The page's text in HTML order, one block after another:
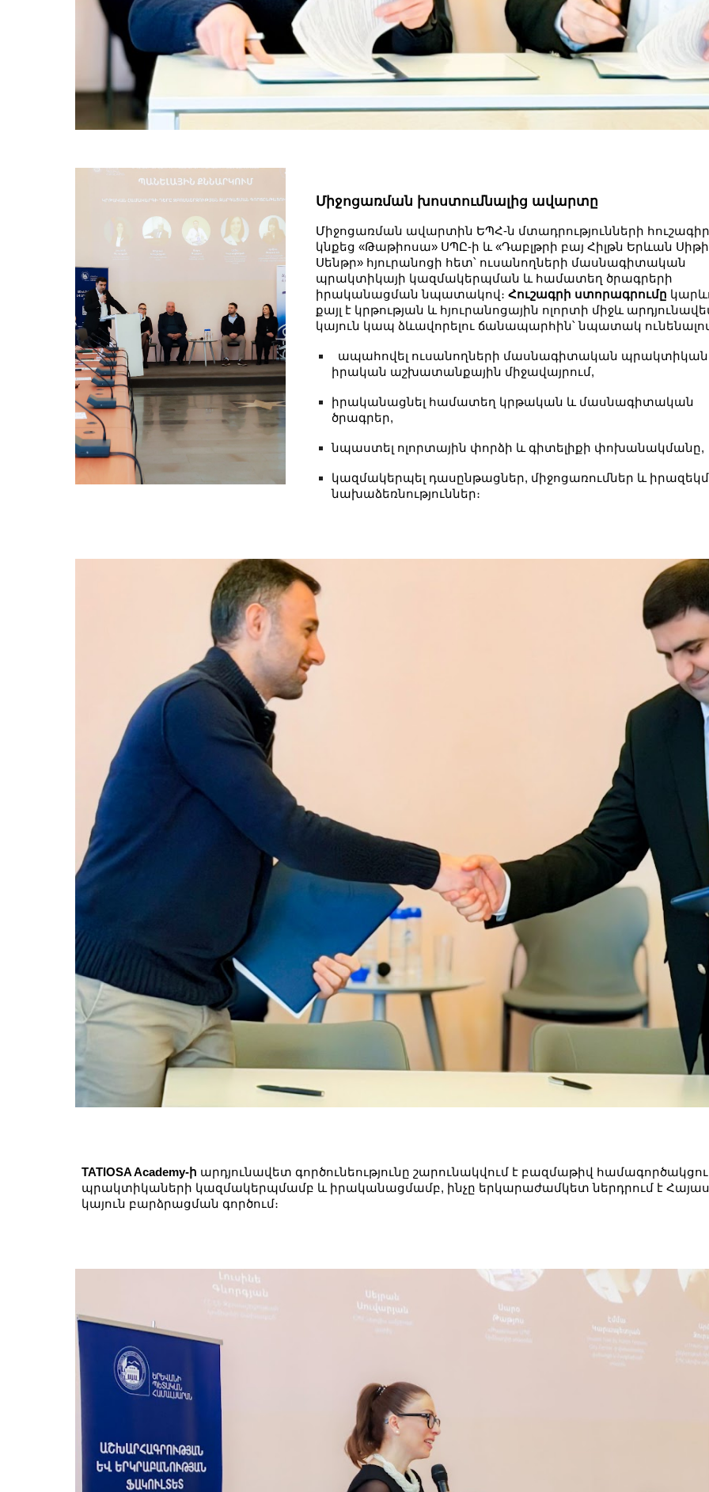
Միջոցառման խոստումնալից ավարտը
Միջոցառման ավարտին ԵՊՀ-ն մտադրությունների հուշագիր
կնքեց «Թաթիոսա» ՍՊԸ-ի և «Դաբլթրի բայ Հիլթն Երևան Սիթի
Սենթր» հյուրանոցի հետ՝ ուսանողների մասնագիտական
պրակտիկայի կազմակերպման և համատեղ ծրագրերի
իրականացման նպատակով։ Հուշագրի ստորագրումը
քայլ է կրթության և հյուրանոցային ոլորտի միջև
կայուն կապ ձևավորելու ճանապարհին՝ նպատակ
ապահովել ուսանողների մասնագիտական պրակտիկան
իրական աշխատանքային միջավայրում,
իրականացնել համատեղ կրթական և մասնագիտական
ծրագրեր,
նպաստել ոլորտային փորձի և գիտելիքի փոխանակմանը,
կազմակերպել դասընթացներ, միջոցառումներ և
նախաձեռնություններ։
TATIOSA Academy-ի արդյունավետ գործունեությունը շարունակվում է բազմաթիվ
պրակտիկաների կազմակերպմամբ և իրականացմամբ, ինչը երկարաժամկետ ներդրում է
կայուն բարձրացման գործում։